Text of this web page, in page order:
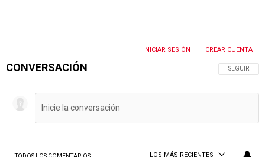
CONVERSACIÓN SIGA ESTA
SEGUIR
INICIAR SESIÓN | CREAR CUENTA
LOS MÁS RECIENTES